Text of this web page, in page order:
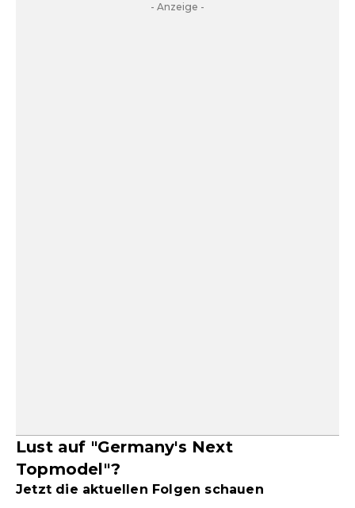
- Anzeige -
Lust auf "Germany's Next
Topmodel"?
Jetzt die aktuellen Folgen schauen